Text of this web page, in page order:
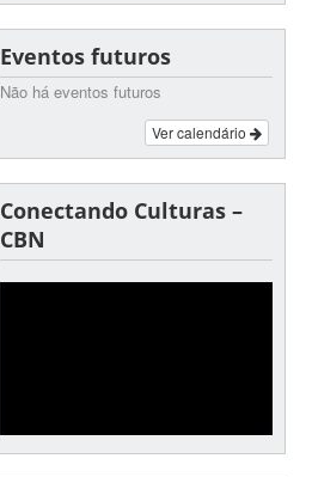
Eventos futuros
Não há eventos futuros
Ver calendário
Conectando Culturas –
CBN